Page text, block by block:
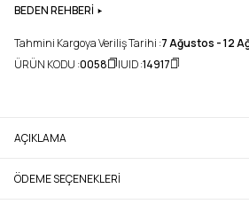
BEDEN REHBERİ
Tahmini Kargoya Veriliş Tarihi :7 Ağustos - 12
ÜRÜN KODU :0058 UID :14917
AÇIKLAMA
ÖDEME SEÇENEKLERI